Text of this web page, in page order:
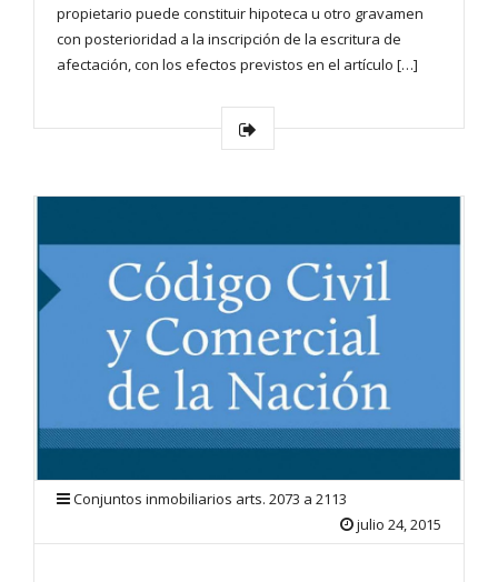
propietario puede constituir hipoteca u otro gravamen
con posterioridad a la inscripción de la escritura de
afectación, con los efectos previstos en el artículo […]
Conjuntos inmobiliarios arts. 2073 a 2113
julio 24, 2015